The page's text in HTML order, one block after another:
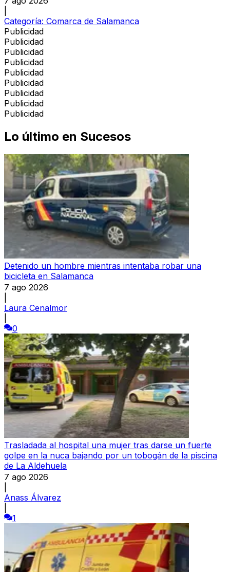
Categoría: Comarca de Salamanca
Publicidad
Publicidad
Publicidad
Publicidad
Publicidad
Publicidad
Publicidad
Publicidad
Publicidad
Lo último en Sucesos
Detenido un hombre mientras intentaba robar una
bicicleta en Salamanca
7 ago 2026
Laura Cenalmor
0
Trasladada al hospital una mujer tras darse un fuerte
golpe en la nuca bajando por un tobogán de la piscina
de La Aldehuela
7 ago 2026
Anass Álvarez
1